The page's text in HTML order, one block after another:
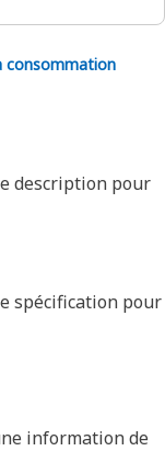
consommation
description pour
spécification pour
information de